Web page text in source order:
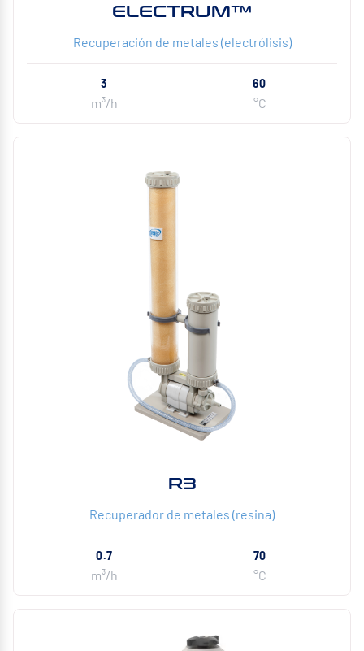
ELECTRUM™
Recuperación de metales (electrólisis)
3
m³/h
60
°C
R3
Recuperador de metales (resina)
0.7
m³/h
70
°C